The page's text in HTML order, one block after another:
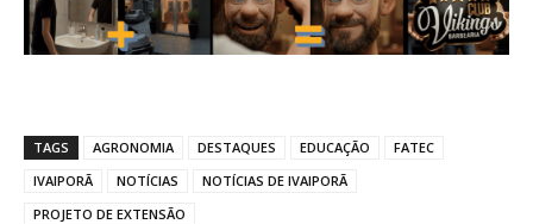
TAGS AGRONOMIA DESTAQUES EDUCAÇÃO
FATEC
IVAIPORÃ
NOTÍCIAS
NOTÍCIAS DE IVAIPORÃ
PROJETO DE EXTENSÃO